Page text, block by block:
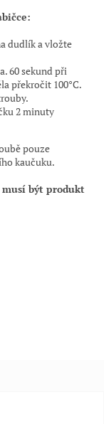
dudlík a vložte
60 sekund při
překročit 100°C.
2 minuty
pouze
kaučuku.
být produkt